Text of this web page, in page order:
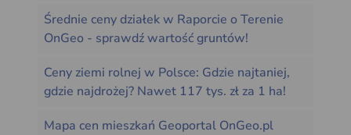
Średnie ceny działek w Raporcie o Terenie
OnGeo - sprawdź wartość gruntów!
Ceny ziemi rolnej w Polsce: Gdzie najtaniej,
gdzie najdrożej? Nawet 117 tys. zł za 1 ha!
Mapa cen mieszkań Geoportal OnGeo.pl